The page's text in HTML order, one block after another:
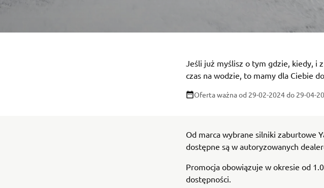
Jeśli już myślisz o tym gdzie, kiedy, i
czas na wodzie, to mamy dla Ciebie
Oferta ważna od 29-02-2024do 29-04-
Od marca wybrane silniki zaburtowe
dostępne są w autoryzowanych
Promocja obowiązuje w okresie od
dostępności.